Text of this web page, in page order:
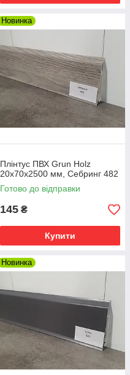
Новинка
Плінтус ПВХ Grun Holz
20x70x2500 мм, Себринг 482
Готово до відправки
145 ₴
Купити
Новинка